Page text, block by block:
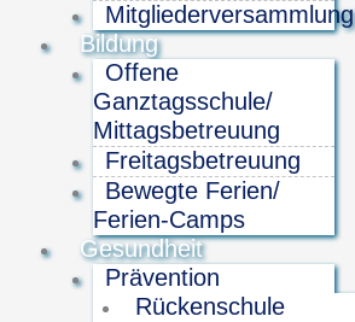
Mitgliederversammlung
Bildung
Offene
Ganztagsschule/
Mittagsbetreuung
Freitagsbetreuung
Bewegte Ferien/
Ferien-Camps
Gesundheit
Prävention
Rückenschule